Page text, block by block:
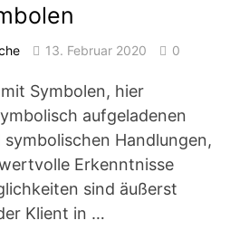
13. Februar 2020 0
Symbolen, hier
aufgeladenen
Handlungen,
Erkenntnisse
sind äußerst
Klient in …